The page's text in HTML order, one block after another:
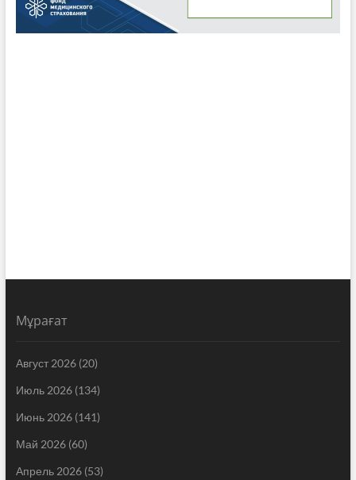
Мұрағат
Август 2026(20)
Июль 2026(134)
Июнь 2026(141)
Май 2026(60)
Апрель 2026(53)